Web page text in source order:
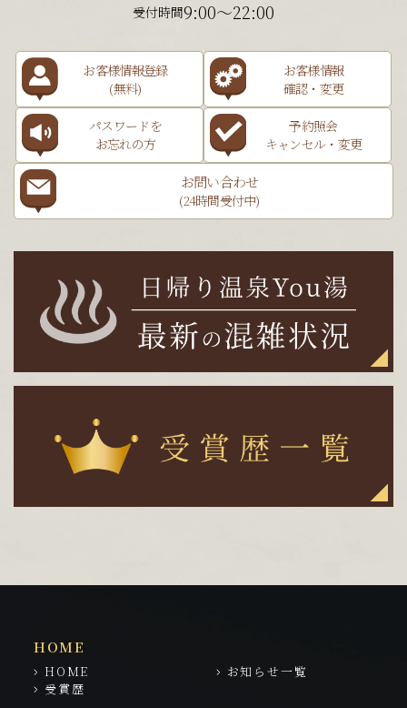
受付時間9:00～22:00
お客様情報登録
(無料)
お客様情報
確認・変更
パスワードを
お忘れの方
予約照会
キャンセル・変更
お問い合わせ
(24時間受付中)
HOME
HOME
お知らせ一覧
受賞歴